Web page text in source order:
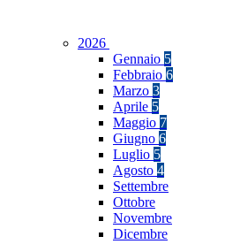
2026
Gennaio 5
Febbraio 6
Marzo 3
Aprile 5
Maggio 7
Giugno 6
Luglio 5
Agosto 4
Settembre
Ottobre
Novembre
Dicembre